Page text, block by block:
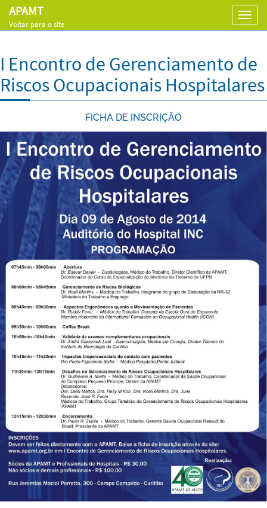
APAMT
Voltar para o site
I Encontro de Gerenciamento de
Riscos Ocupacionais Hospitalares
FICHA DE INSCRIÇÃO